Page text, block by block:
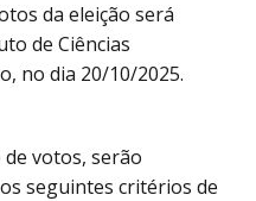
da eleição será
de Ciências
no dia 20/10/2025.
votos, serão
seguintes critérios de